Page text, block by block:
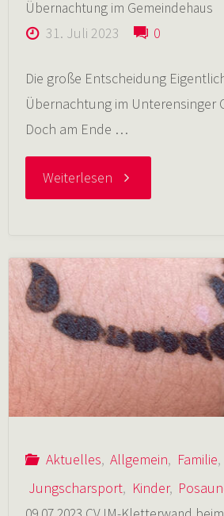
Übernachtung im Gemeindehaus
31. Juli 2023 0
Die große Entscheidung
Übernachtung im Unterensinger
Doch am Ende …
Weiterlesen"29.-30.07.2023
Übernachtung
im
Gemeindehaus"
Aktuelles, Allgemein, Familie,
Jungscharsport, Kinder,